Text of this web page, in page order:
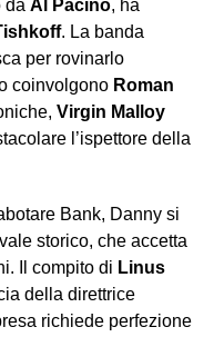
da Al Pacino, ha
. La banda
per rovinarlo
coinvolgono Roman
Virgin Malloy
l’ispettore della
Bank, Danny si
storico, che accetta
Il compito di Linus
della direttrice
richiede perfezione